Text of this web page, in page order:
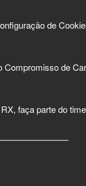
de
Compromisso de
faça parte do time